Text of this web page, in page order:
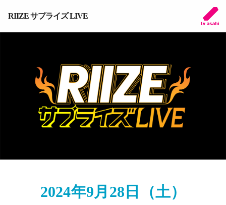
RIIZE サプライズ LIVE
2024年9月28日（土）